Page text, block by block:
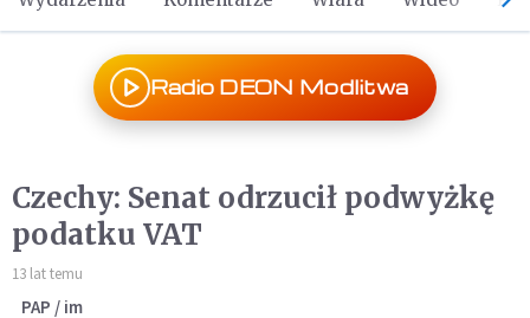
Radio DEON Modlitwa
Czechy: Senat odrzucił podwyżkę
podatku VAT
13 lat temu
PAP / im